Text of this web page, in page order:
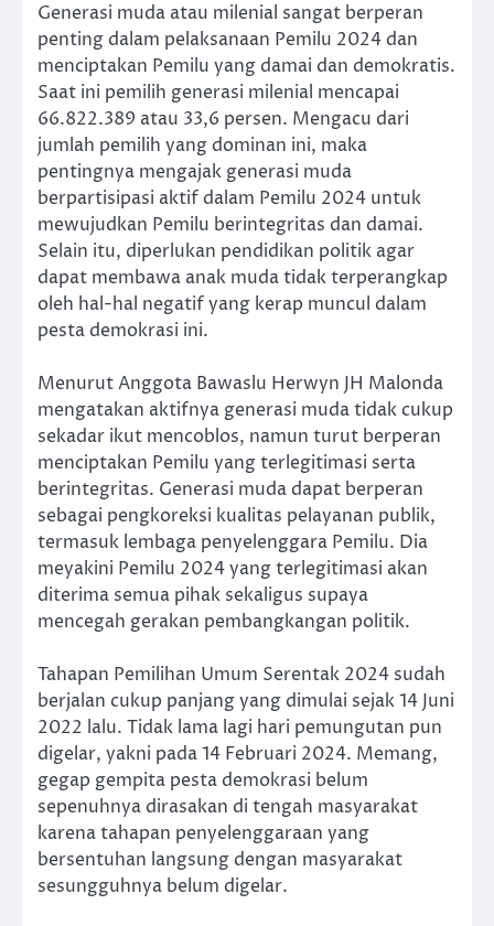
Generasi muda atau milenial sangat berperan
penting dalam pelaksanaan Pemilu 2024 dan
menciptakan Pemilu yang damai dan demokratis.
Saat ini pemilih generasi milenial mencapai
66.822.389 atau 33,6 persen. Mengacu dari
jumlah pemilih yang dominan ini, maka
pentingnya mengajak generasi muda
berpartisipasi aktif dalam Pemilu 2024 untuk
mewujudkan Pemilu berintegritas dan damai.
Selain itu, diperlukan pendidikan politik agar
dapat membawa anak muda tidak terperangkap
oleh hal-hal negatif yang kerap muncul dalam
pesta demokrasi ini.
Menurut Anggota Bawaslu Herwyn JH Malonda
mengatakan aktifnya generasi muda tidak cukup
sekadar ikut mencoblos, namun turut berperan
menciptakan Pemilu yang terlegitimasi serta
berintegritas. Generasi muda dapat berperan
sebagai pengkoreksi kualitas pelayanan publik,
termasuk lembaga penyelenggara Pemilu. Dia
meyakini Pemilu 2024 yang terlegitimasi akan
diterima semua pihak sekaligus supaya
mencegah gerakan pembangkangan politik.
Tahapan Pemilihan Umum Serentak 2024 sudah
berjalan cukup panjang yang dimulai sejak 14 Juni
2022 lalu. Tidak lama lagi hari pemungutan pun
digelar, yakni pada 14 Februari 2024. Memang,
gegap gempita pesta demokrasi belum
sepenuhnya dirasakan di tengah masyarakat
karena tahapan penyelenggaraan yang
bersentuhan langsung dengan masyarakat
sesungguhnya belum digelar.